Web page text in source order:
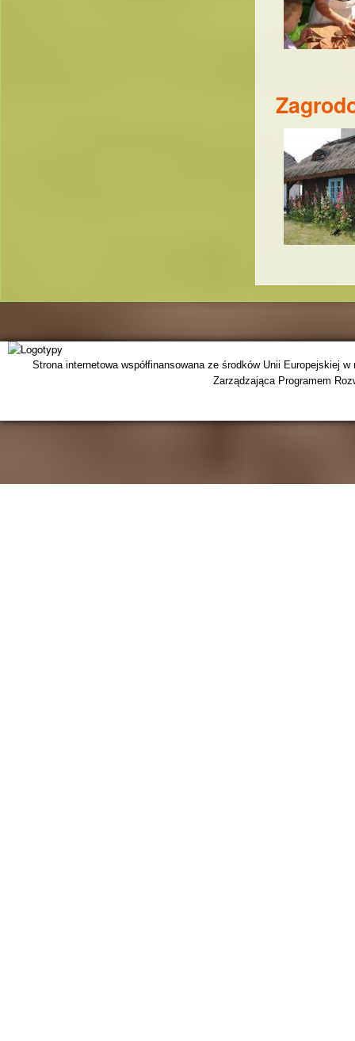
Strona internetowa współfinansowana ze środków Unii Europejskiej
Zarządzająca Programem